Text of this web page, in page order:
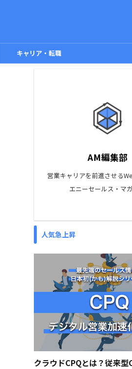
キャリア・転職
AM編集部
営業キャリアを前進させる
エニーセールス・マ
人気急上昇
クラウドCPQとは？従来型